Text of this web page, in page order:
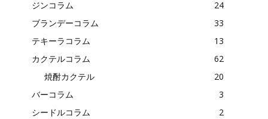
ジンコラム
24
ブランデーコラム
33
テキーラコラム
13
カクテルコラム
62
焼酎カクテル
20
バーコラム
3
シードルコラム
2